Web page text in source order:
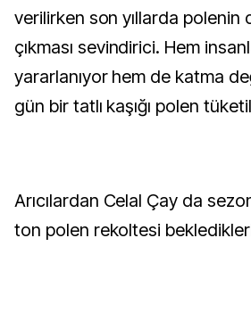
verilirken son yıllarda polenin
çıkması sevindirici. Hem
yararlanıyor hem de katma
gün bir tatlı kaşığı polen
Arıcılardan Celal Çay da
ton polen rekoltesi